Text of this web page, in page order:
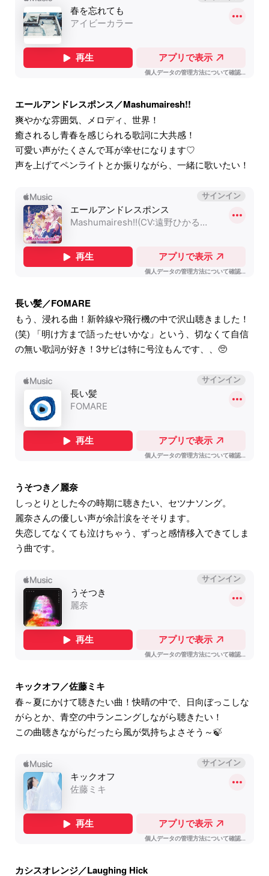
エールアンドレスポンス／Mashumairesh!!
爽やかな雰囲気、メロディ、世界！
癒されるし青春を感じられる歌詞に大共感！
可愛い声がたくさんで耳が幸せになります♡
声を上げてペンライトとか振りながら、一緒に歌いたい！
長い髪／FOMARE
もう、浸れる曲！新幹線や飛行機の中で沢山聴きました！
(笑) 「明け方まで語ったせいかな」という、切なくて自信
の無い歌詞が好き！3サビは特に号泣もんです、、🥺
うそつき／麗奈
しっとりとした今の時期に聴きたい、セツナソング。
麗奈さんの優しい声が余計涙をそそります。
失恋してなくても泣けちゃう、ずっと感情移入できてしま
う曲です。
キックオフ／佐藤ミキ
春～夏にかけて聴きたい曲！快晴の中で、日向ぼっこしな
がらとか、青空の中ランニングしながら聴きたい！
この曲聴きながらだったら風が気持ちよさそう～🍃
カシスオレンジ／Laughing Hick